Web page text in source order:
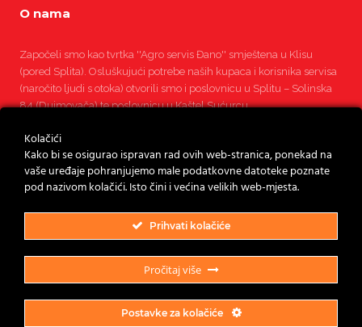
O nama
Započeli smo kao tvrtka ''Agro servis Đano'' smještena u Klisu
(pored Splita). Osluškujući potrebe naših kupaca i korisnika servisa
(naročito ljudi s otoka) otvorili smo i poslovnicu u Splitu – Solinska
84 (Dujmovača) te poslovnicu u Kaštel Sućurcu.
Pročitajte više
Kolačići
Kako bi se osigurao ispravan rad ovih web-stranica, ponekad na
vaše uređaje pohranjujemo male podatkovne datoteke poznate
pod nazivom kolačići. Isto čini i većina velikih web-mjesta.
Prihvati kolačiće
Pročitaj više
Postavke za kolačiće